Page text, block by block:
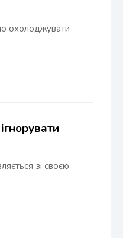
охолоджувати
зі своєю